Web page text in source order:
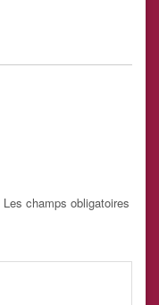
Les champs obligatoires